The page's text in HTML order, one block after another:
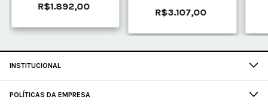
R$1.892,00
R$3.107,00
INSTITUCIONAL
POLÍTICAS DA EMPRESA